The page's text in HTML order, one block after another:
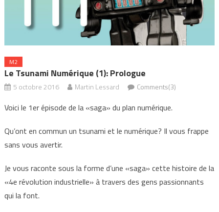
M2
Le Tsunami Numérique (1): Prologue
5 octobre 2016 Martin Lessard Comments(3)
Voici le 1er épisode de la «saga» du plan numérique.
Qu’ont en commun un tsunami et le numérique? Il vous frappe
sans vous avertir.
Je vous raconte sous la forme d’une «saga» cette histoire de la
«4e révolution industrielle» à travers des gens passionnants
qui la font.